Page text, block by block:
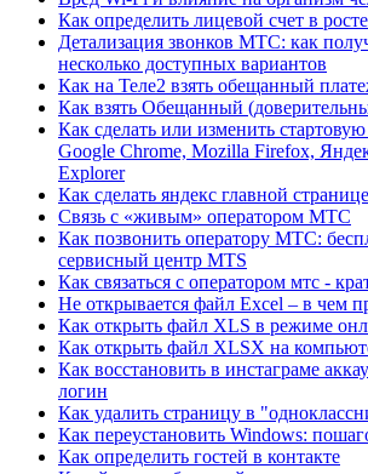
Как определить лицевой счет в
Детализация звонков МТС: как
несколько доступных вариантов
Как на Теле2 взять обещанный
Как взять Обещанный
Как сделать или изменить
Google Chrome, Mozilla Firefox,
Explorer
Как сделать яндекс главной
Связь с «живым» оператором МТС
Как позвонить оператору МТС:
сервисный центр MTS
Как связаться с оператором мтс -
Не открывается файл Excel – в чем
Как открыть файл XLS в режиме
Как открыть файл XLSX на
Как восстановить в инстаграме
логин
Как удалить страницу в
Как переустановить Windows:
Как определить гостей в контакте